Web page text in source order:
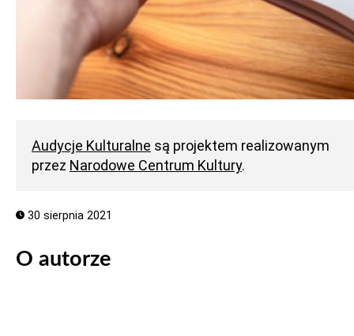
Audycje Kulturalne są projektem realizowanym
przez Narodowe Centrum Kultury.
30 sierpnia 2021
O autorze